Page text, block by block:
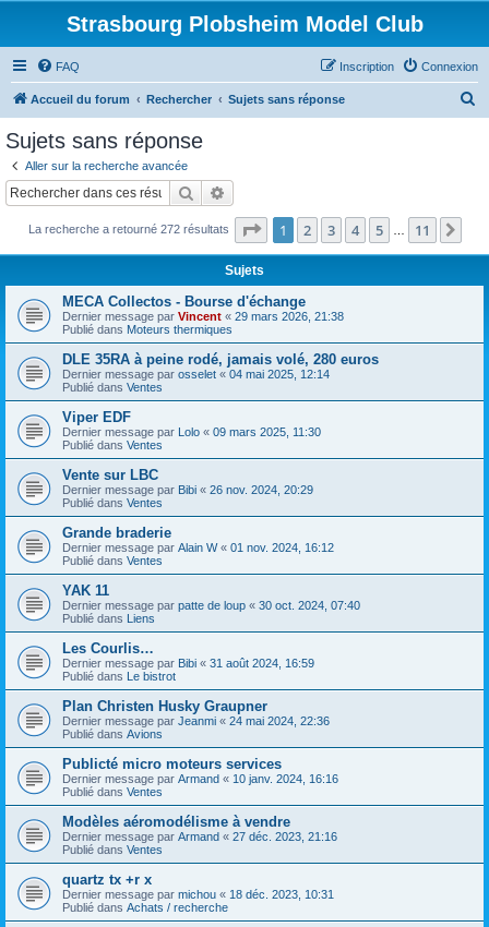
Strasbourg Plobsheim Model Club
FAQ Connexion
Inscription
Accueil du forum Rechercher Sujets sans réponse
c
Sujets sans réponse
Aller sur la recherche avancée
Rechercher
La recherche a retourné 272 résultats Page 1sur11
1 2 3 4 5 11
Sujets
MECA Collectos - Bourse d'échange
Dernier message par Vincent « 29 mars 2026, 21:38
Publié dans Moteurs thermiques
DLE 35RA à peine rodé, jamais volé, 280 euros
Dernier message par osselet « 04 mai 2025, 12:14
Publié dans Ventes
Viper EDF
Dernier message par Lolo « 09 mars 2025, 11:30
Publié dans Ventes
Vente sur LBC
Dernier message par Bibi « 26 nov. 2024, 20:29
Publié dans Ventes
Grande braderie
Dernier message par Alain W« 01 nov. 2024, 16:12
Publié dans Ventes
YAK 11
Dernier message par patte de loup « 30 oct. 2024, 07:40
Publié dans Liens
Les Courlis…
Dernier message par Bibi « 31 août 2024, 16:59
Publié dans Le bistrot
Plan Christen Husky Graupner
Dernier message par Jeanmi « 24 mai 2024, 22:36
Publié dans Avions
Publicté micro moteurs services
Dernier message par Armand « 10 janv. 2024, 16:16
Publié dans Ventes
Modèles aéromodélisme à vendre
Dernier message par Armand « 27 déc. 2023, 21:16
Publié dans Ventes
quartz tx +r x
Dernier message par michou « 18 déc. 2023, 10:31
Publié dans Achats / recherche